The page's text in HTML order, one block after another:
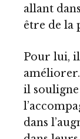
allant
être de la
Pour lui,
il
dans